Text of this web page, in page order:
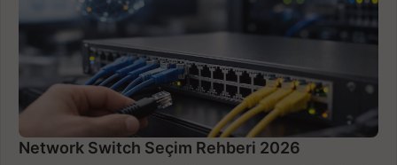
Network Switch Seçim Rehberi 2026